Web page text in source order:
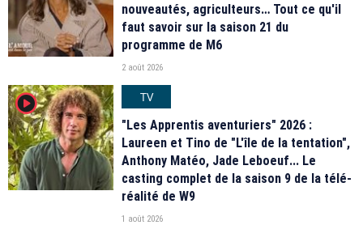
nouveautés, agriculteurs… Tout ce qu'il
faut savoir sur la saison 21 du
programme de M6
2 août 2026
player2
TV
"Les Apprentis aventuriers" 2026 :
Laureen et Tino de "L'île de la tentation",
Anthony Matéo, Jade Leboeuf... Le
casting complet de la saison 9 de la télé-
réalité de W9
1 août 2026